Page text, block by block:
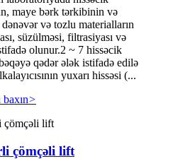
maye bərk tərkibinin və
və tozlu materialların
süzülməsi, filtrasiyası və
olunur.2 ~ 7 hissəcik
qədər ələk istifadə edilə
yuxarı hissəsi (...
>
çömçəli lift